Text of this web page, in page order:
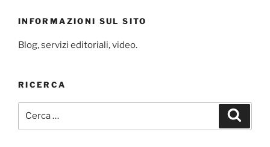
INFORMAZIONI SUL SITO
Blog, servizi editoriali, video.
RICERCA